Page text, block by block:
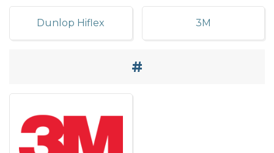
Dunlop Hiflex 3M
#